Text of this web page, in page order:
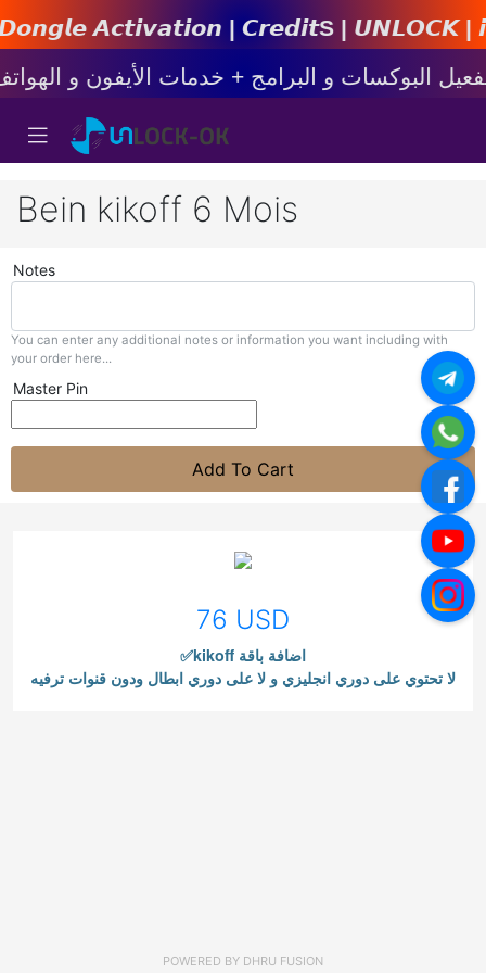
𝘼𝙘𝙩𝙞𝙫𝙖𝙩𝙞𝙤𝙣 | 𝘾𝙧𝙚𝙙𝙞𝙩s |
Bein kikoff 6 Mois
Notes
You can enter any additional notes or information you want including with
your order here...
Master Pin
Add To Cart
76 USD
✅kikoff اضافة باقة
لا تحتوي على دوري انجليزي و لا على دوري ابطال ودون قنوات ترفيه
POWERED BY DHRU FUSION